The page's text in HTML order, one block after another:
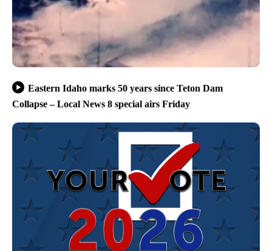
Eastern Idaho marks 50 years since Teton Dam
Collapse – Local News 8 special airs Friday